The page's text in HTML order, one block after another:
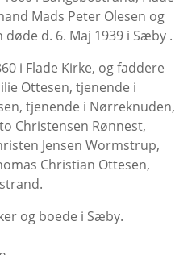
Mads Peter Olesen og
d. 6. Maj 1939 i Sæby .
i Flade Kirke, og faddere
Ottesen, tjenende i
tjenende i Nørreknuden,
Christensen Rønnest,
Jensen Wormstrup,
Christian Ottesen,
og boede i Sæby.